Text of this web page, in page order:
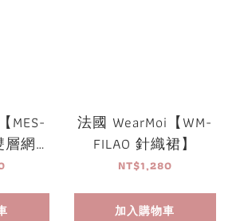
MES-
網紗
法國 WearMoi【WM-
FILAO 針織裙】
NT$1,280
加入購物車